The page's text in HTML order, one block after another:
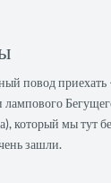
повод приехать
лампового
который мы тут
зашли.